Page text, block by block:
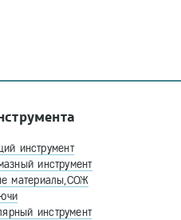
инструмент
инструмент
материалы,СОЖ
инструмент